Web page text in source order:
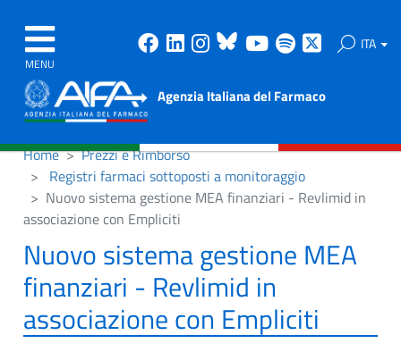
MENU
Facebook
Linkedin
Instagram
Bluesky
Youtube
Spotify ITA
Agenzia Italiana del Farmaco
Home
Prezzi e Rimborso
Registri farmaci sottoposti a monitoraggio
Nuovo sistema gestione MEA finanziari - Revlimid in
associazione con Empliciti
Nuovo sistema gestione MEA
finanziari - Revlimid in
associazione con Empliciti